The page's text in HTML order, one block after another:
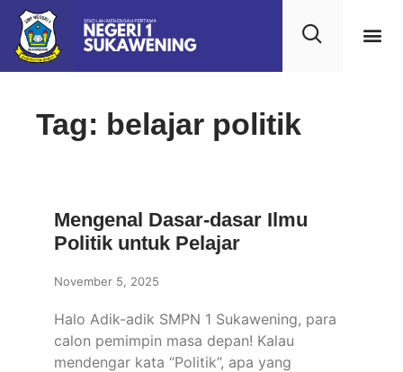
Tag: belajar politik
Mengenal Dasar-dasar Ilmu
Politik untuk Pelajar
November 5, 2025
Halo Adik-adik SMPN 1 Sukawening, para
calon pemimpin masa depan! Kalau
mendengar kata “Politik”, apa yang